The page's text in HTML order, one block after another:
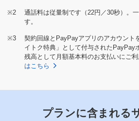
※2
通話料は従量制です（22円／30秒）。
す。
※3
契約回線とPayPayアプリのアカウント
イトク特典」として付与されたPayPay
残高として月額基本料のお支払いにご利
はこちら
プランに含まれる